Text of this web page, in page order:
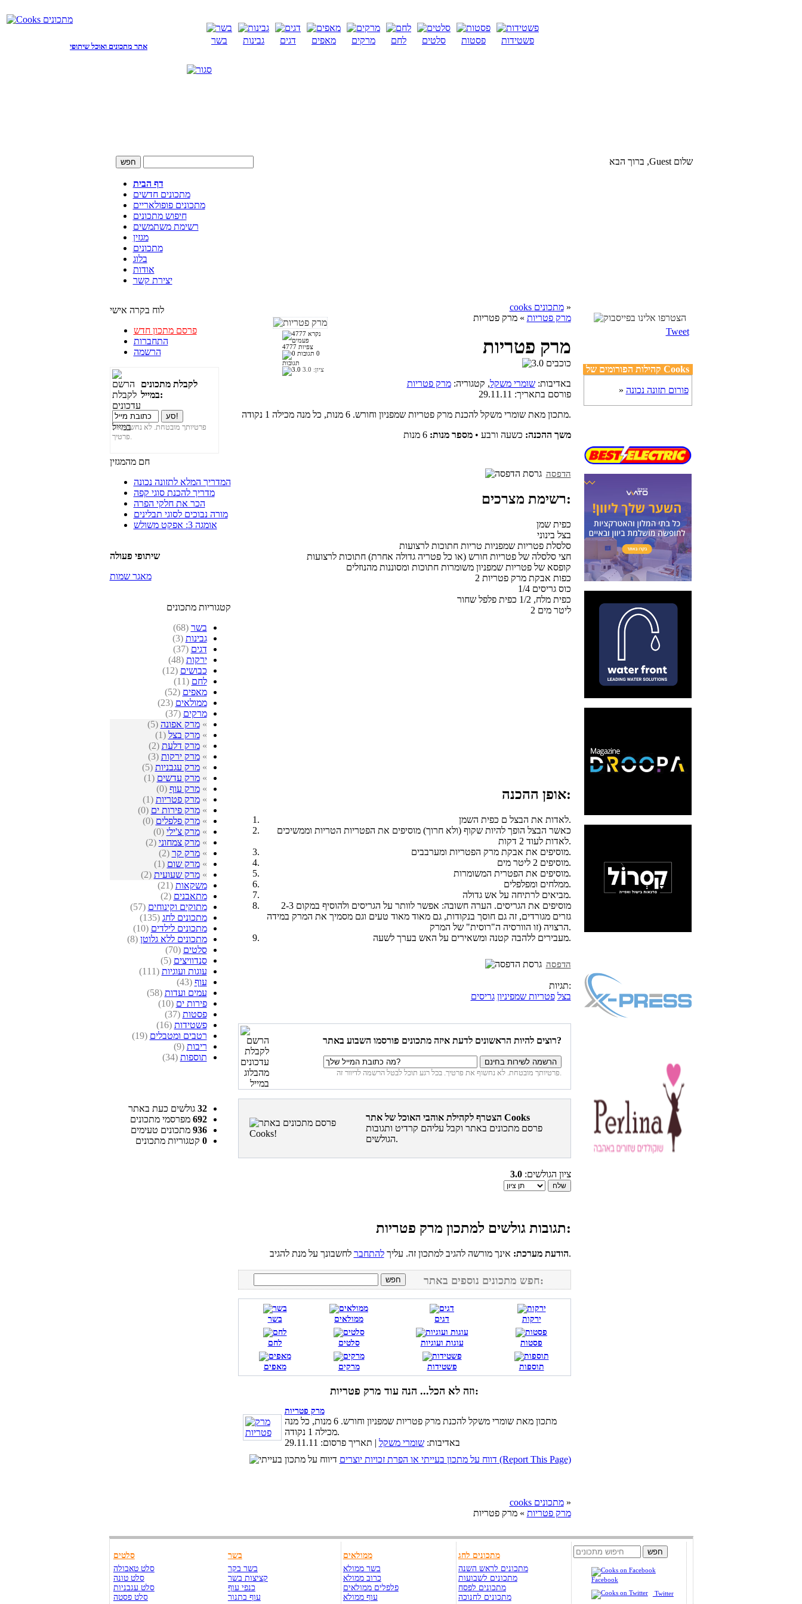
אתר מתכונים ואוכל שיתופי
בשר גבינות דגים מאפים מרקים לחם סלטים פסטות פשטידות
שלום Guest, ברוך הבא
דף הבית
מתכונים חדשים
מתכונים פופולאריים
חיפוש מתכונים
רשימת משתמשים
מגזין
מתכונים
בלוג
אודות
יצירת קשר
לוח בקרה אישי
פרסם מתכון חדש
התחברות
הרשמה
לקבלת מתכונים
במייל:
פרטיותך מובטחת. לא נחשוף את
פרטיך.
חם מהמגזין
המדריך המלא לתזונה נכונה
מדריך להכנת סוגי קפה
הכר את חלקי הפרה
מורה נבוכים לסוגי תבלינים
אומגה 3: אפקט משולש
שיתופי פעולה
מאגר שמות
קטגוריות מתכונים
בשר (68)
גבינות (3)
דגים (37)
ירקות (48)
כבושים (12)
לחם (11)
מאפים (52)
ממולאים (23)
מרקים (37)
»מרק אפונה (5)
»מרק בצל (1)
»מרק דלעת (2)
»מרק ירקות (3)
»מרק עגבניות (5)
»מרק עדשים (1)
»מרק עוף (0)
»מרק פטריות (1)
»מרק פירות ים (0)
»מרק פלפלים (0)
»מרק צ'ילי (0)
»מרק צמחוני (2)
»מרק קר (2)
»מרק שום (1)
»מרק שעועית (2)
משקאות (21)
מתאבנים (2)
מתוקים וקינוחים (57)
מתכונים לחג (135)
מתכונים לילדים (10)
מתכונים ללא גלוטן (8)
סלטים (70)
סנדוויצים (5)
עוגות ועוגיות (111)
עוף (43)
עמים ועדות (58)
פירות ים (10)
פסטות (37)
פשטידות (16)
רטבים ומטבלים (19)
ריבות (9)
תוספות (34)
32 גולשים כעת באתר
692 מפרסמי מתכונים
936 מתכונים טעימים
0 קטגוריות מתכונים
4777 צפיות
0
תגובות
ציון: 3.0
cooks מתכונים»
מרק פטריות » מרק פטריות
מרק פטריות
באדיבות:שומרי משקל, קטגוריה:מרק פטריות
פורסם בתאריך: 29.11.11
מתכון מאת שומרי משקל להכנת מרק פטריות שמפניון וחורש. 6 מנות, כל מנה מכילה 1 נקודה.
משך ההכנה: כשעה ורבע •מספר מנות: 6 מנות
הדפסה
רשימת מצרכים:
כפית שמן
בצל בינוני
סלסלת פטריות שמפניות טריות חתוכות לרצועות
חצי סלסלה של פטריות חורש (או כל פטריה גדולה אחרת) חתוכות לרצועות
קופסא של פטריות שמפניון משומרות חתוכות ומסוננות מהנוזלים
2 כפות אבקת מרק פטריות
1/4 כוס גריסים
כפית מלח, 1/2 כפית פלפל שחור
2 ליטר מים
אופן ההכנה:
לאדות את הבצל ם כפית השמן.
כאשר הבצל הופך להיות שקוף (ולא חרוך) מוסיפים את הפטריות הטריות וממשיכים
לאדות לעוד 2 דקות.
מוסיפים את אבקת מרק הפטריות ומערבבים.
מוסיפים 2 ליטר מים.
מוסיפים את הפטרית המשומרות.
ממלחים ומפלפלים.
מביאים לרתיחה על אש גדולה.
מוסיפים את הגריסים. הערה חשובה: אפשר לוותר על הגריסים ולהוסיף במקום 2-3
גזרים מגורדים, זה גם חוסך בנקודות, גם מאוד מאוד טעים וגם מסמיך את המרק במידה
הרצויה (זו הוורסיה ה"רוסית" של המרק.
מעבירים ללהבה קטנה ומשאירים על האש בערך לשעה.
הדפסה
תגיות:
בצל פטריות שמפיניון גריסים
רוצים להיות הראשונים לדעת איזה מתכונים פורסמו השבוע באתר?
פרטיותך מובטחת. לא נחשוף את פרטיך. בכל רגע תוכל לבטל הרשמה לדיוור זה.
הצטרף לקהילת אוהבי האוכל של אתר Cooks
פרסם מתכונים באתר וקבל עליהם קרדיט ותגובות
הגולשים.
ציון הגולשים:3.0
תגובות גולשים למתכון מרק פטריות:
הודעת מערכת: אינך מורשה להגיב למתכון זה. עליךלהתחבר לחשבונך על מנת להגיב.
חפש מתכונים נוספים באתר:
בשר ממולאים דגים ירקות
לחם סלטים עוגות ועוגיות פסטות
מאפים מרקים פשטידות תוספות
וזה לא הכל... הנה עוד מרק פטריות:
מרק פטריות
מתכון מאת שומרי משקל להכנת מרק פטריות שמפניון וחורש. 6 מנות, כל מנה
מכילה 1 נקודה.
באדיבות:שומרי משקל | תאריך פרסום: 29.11.11
דווח על מתכון בעייתי או הפרת זכויות יוצרים (Report This Page)
cooks מתכונים»
מרק פטריות » מרק פטריות
Tweet
קהילות הפורומים של Cooks
» פורום תזונה נכונה
סלטים
סלט טאבולה
סלט טונה
סלט עגבניות
סלט פסטה
בשר
בשר בקר
קציצות בשר
כנפי עוף
עוף בתנור
ממולאים
בשר ממולא
כרוב ממולא
פלפלים ממולאים
עוף ממולא
מתכונים לחג
מתכונים לראש השנה
מתכונים לשבועות
מתכונים לפסח
מתכונים לחנוכה
Facebook
Twitter